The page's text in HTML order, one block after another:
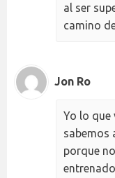
al ser
camino
Jon Ro
Yo lo que
sabemos
porque